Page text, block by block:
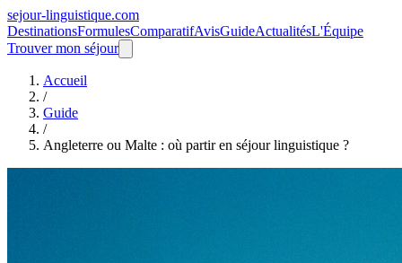
sejour-linguistique.com
DestinationsFormulesComparatifAvisGuideActualitésL'Équipe
Trouver mon séjour
Accueil
/
Guide
/
Angleterre ou Malte : où partir en séjour linguistique ?